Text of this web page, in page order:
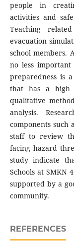
people in
activities and
Teaching
evacuation
school members.
no less important
preparedness is
that has a high
qualitative
analysis.
components such
staff to review
facing hazard
study indicate
Schools at SMKN
supported by a
community.
REFERENCES